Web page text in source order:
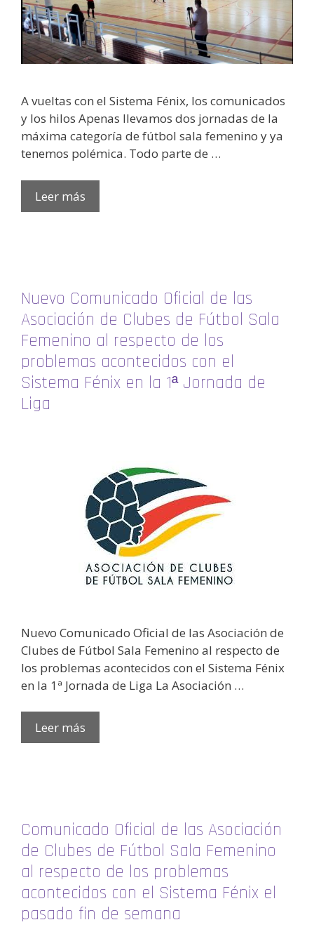
A vueltas con el Sistema Fénix, los comunicados
y los hilos Apenas llevamos dos jornadas de la
máxima categoría de fútbol sala femenino y ya
tenemos polémica. Todo parte de …
Leer más
Nuevo Comunicado Oficial de las
Asociación de Clubes de Fútbol Sala
Femenino al respecto de los
problemas acontecidos con el
Sistema Fénix en la 1ª Jornada de
Liga
Nuevo Comunicado Oficial de las Asociación de
Clubes de Fútbol Sala Femenino al respecto de
los problemas acontecidos con el Sistema Fénix
en la 1ª Jornada de Liga La Asociación …
Leer más
Comunicado Oficial de las Asociación
de Clubes de Fútbol Sala Femenino
al respecto de los problemas
acontecidos con el Sistema Fénix el
pasado fin de semana